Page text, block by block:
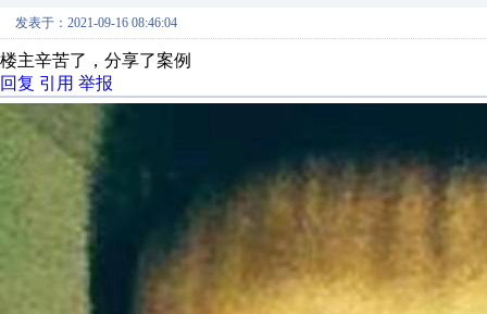
发表于：2021-09-16 08:46:04
楼主辛苦了，分享了案例
回复 引用 举报